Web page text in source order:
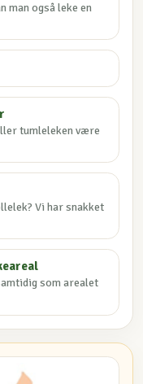
man også leke en
tumleleken være
Vi har snakket
som arealet